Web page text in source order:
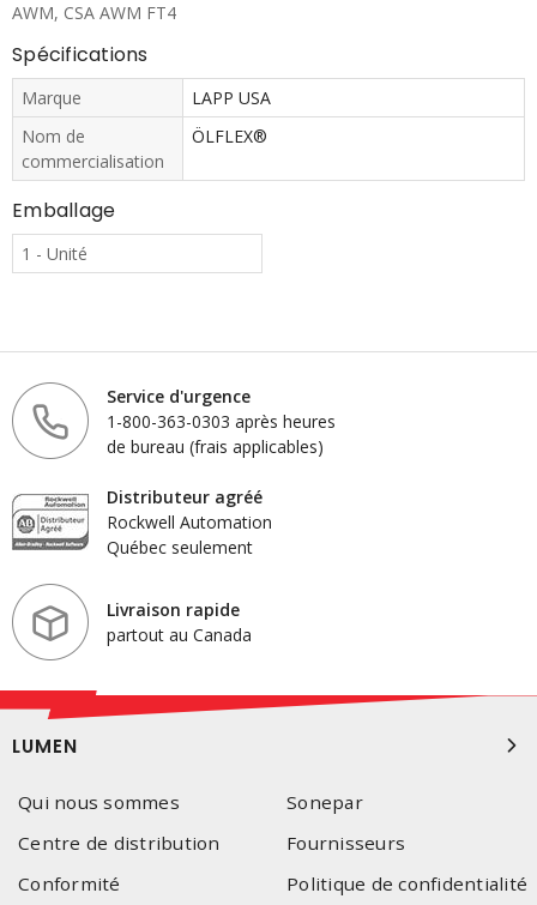
AWM, CSA AWM FT4
Spécifications
Marque
LAPP USA
Nom de
commercialisation
ÖLFLEX®
Emballage
1 - Unité
Service d'urgence
1-800-363-0303 après heures
de bureau (frais applicables)
Distributeur agréé
Rockwell Automation
Québec seulement
Livraison rapide
partout au Canada
LUMEN
Qui nous sommes
Sonepar
Centre de distribution
Fournisseurs
Conformité
Politique de confidentialité